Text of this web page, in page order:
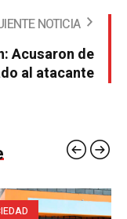
NOTICIA
Acusaron de
al atacante